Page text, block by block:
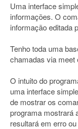
Uma interface
informações. O
informação editada
Tenho toda uma
chamadas via meet
O intuito do
uma interface
de mostrar os
programa mostrará
resultará em erro